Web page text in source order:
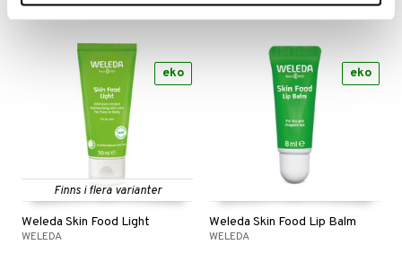
Finns i flera varianter
Weleda Skin Food Light
WELEDA
eko
Weleda Skin Food Lip Balm
WELEDA
eko